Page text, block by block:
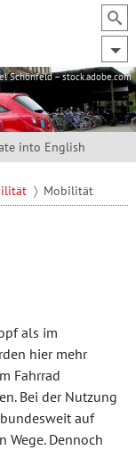
Schönfeld – stock.adobe.com
into English
Mobilität
als im
hier mehr
Fahrrad
Bei der Nutzung
auf
Wege. Dennoch